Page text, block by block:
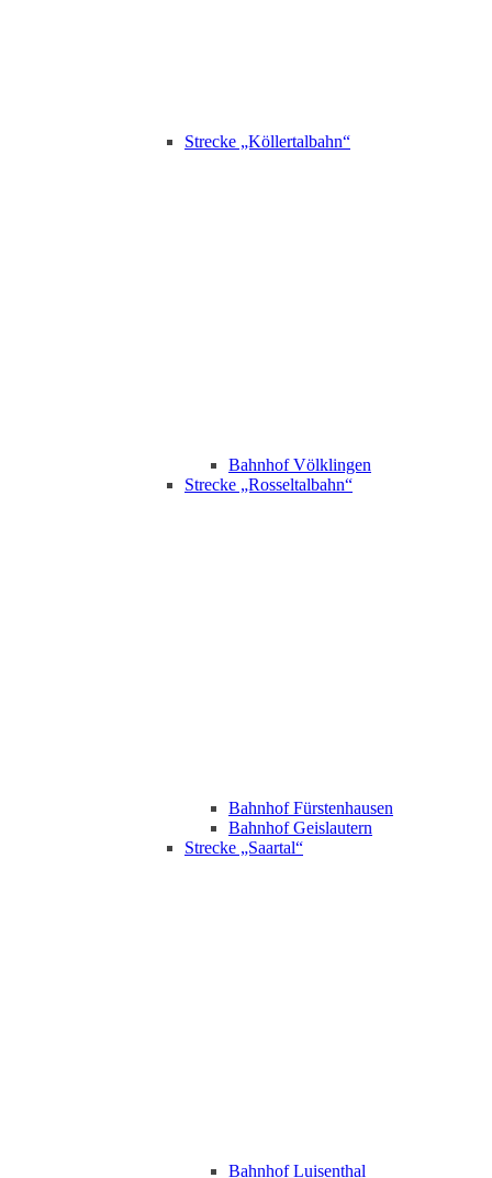
Strecke „Köllertalbahn“
Bahnhof Völklingen
Strecke „Rosseltalbahn“
Bahnhof Fürstenhausen
Bahnhof Geislautern
Strecke „Saartal“
Bahnhof Luisenthal